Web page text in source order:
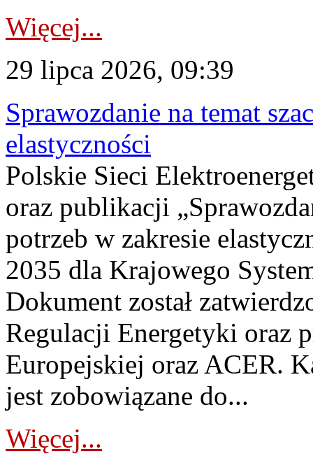
Więcej...
29 lipca 2026, 09:39
Sprawozdanie na temat
elastyczności
Polskie Sieci
oraz publikacji
potrzeb w zakresie
2035 dla Krajowego
Dokument został
Regulacji Energetyki oraz
Europejskiej oraz ACER.
jest zobowiązane do...
Więcej...